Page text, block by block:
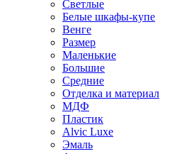
Светлые
Белые шкафы-купе
Венге
Размер
Маленькие
Большие
Средние
Отделка и материал
МДФ
Пластик
Alvic Luxe
Эмаль